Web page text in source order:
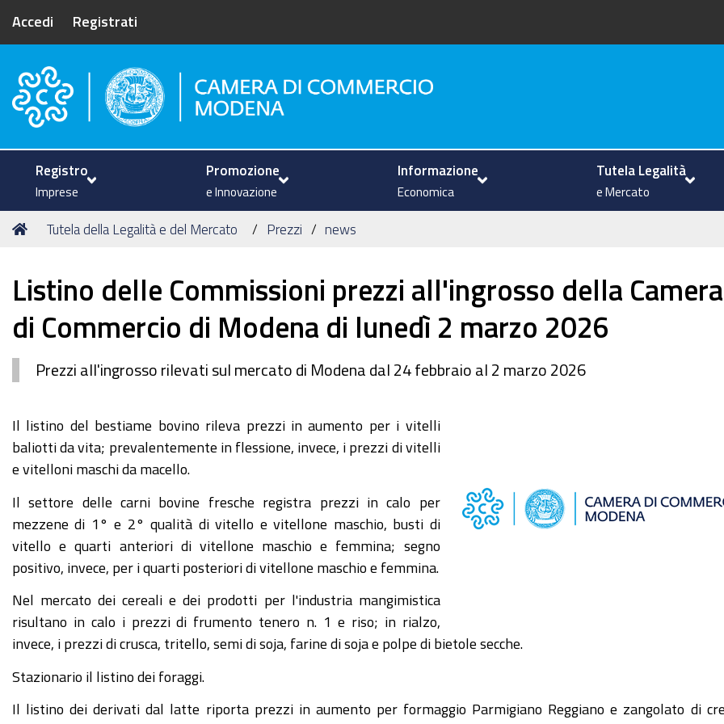
Accedi Registrati
Camera di Commercio di Modena
Registro
Imprese
Promozione
e Innovazione
Informazione
Economica
Tutela Legalità
e Mercato
Tu
Home
Tutela della Legalità e del Mercato Prezzi news
Listino delle Commissioni prezzi all'ingrosso della Camera
di Commercio di Modena di lunedì 2 marzo 2026
Prezzi all'ingrosso rilevati sul mercato di Modena dal 24 febbraio al 2 marzo 2026
Il listino del bestiame bovino rileva prezzi in aumento per i vitelli
baliotti da vita; prevalentemente in flessione, invece, i prezzi di vitelli
e vitelloni maschi da macello.
Il settore delle carni bovine fresche registra prezzi in calo per
mezzene di 1° e 2° qualità di vitello e vitellone maschio, busti di
vitello e quarti anteriori di vitellone maschio e femmina; segno
positivo, invece, per i quarti posteriori di vitellone maschio e femmina.
Nel mercato dei cereali e dei prodotti per l'industria mangimistica
risultano in calo i prezzi di frumento tenero n. 1 e riso; in rialzo,
invece, i prezzi di crusca, tritello, semi di soja, farine di soja e polpe di bietole secche.
Stazionario il listino dei foraggi.
Il listino dei derivati dal latte riporta prezzi in aumento per formaggio Parmigiano Reggiano e zangolato di